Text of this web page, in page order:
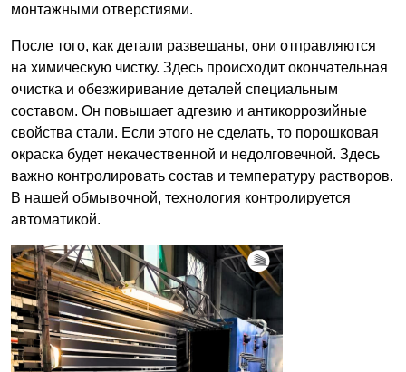
монтажными отверстиями.
После того, как детали развешаны, они отправляются
на химическую чистку. Здесь происходит окончательная
очистка и обезжиривание деталей специальным
составом. Он повышает адгезию и антикоррозийные
свойства стали. Если этого не сделать, то порошковая
окраска будет некачественной и недолговечной. Здесь
важно контролировать состав и температуру растворов.
В нашей обмывочной, технология контролируется
автоматикой.